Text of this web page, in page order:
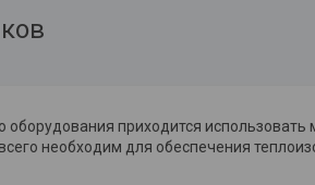
оборудования приходится
необходим для обеспечения